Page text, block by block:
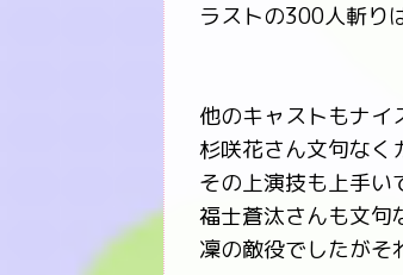
ラストの300人斬り
他のキャストもナイ
杉咲花さん文句な
その上演技も上手い
福士蒼汰さんも文
凜の敵役でしたがそ